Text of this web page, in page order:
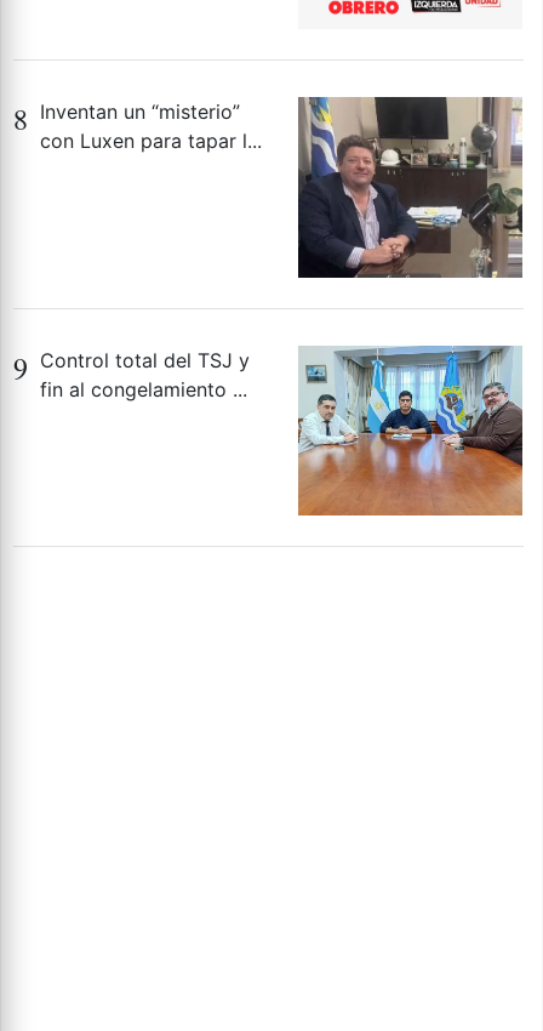
8 Inventan un “misterio”
con Luxen para tapar l...
9 Control total del TSJ y
fin al congelamiento ...